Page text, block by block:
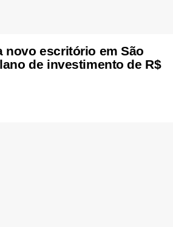
novo escritório em São
de investimento de R$